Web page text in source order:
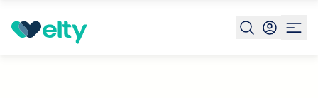
Prenota visita Mesero